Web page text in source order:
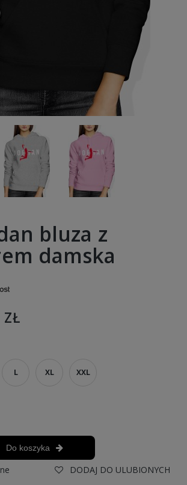
bluza z
damska
L XL XXL
Do koszyka
DODAJ DO ULUBIONYCH